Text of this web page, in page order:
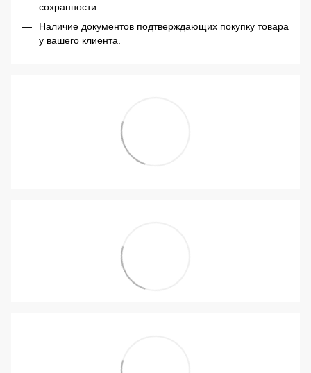
сохранности.
Наличие документов подтверждающих покупку товара
у вашего клиента.